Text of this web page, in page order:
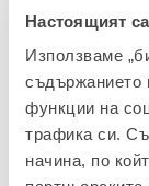
Настоящият
Използваме
съдържанието
функции на
трафика си.
начина, по
Ivana
Хърватия